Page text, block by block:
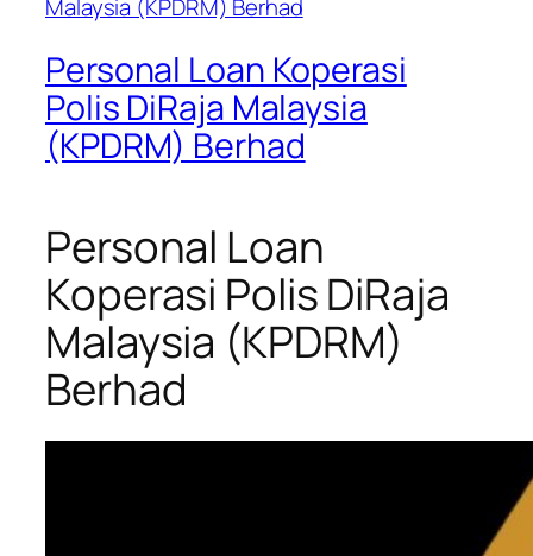
Personal Loan Koperasi
Polis DiRaja Malaysia
(KPDRM) Berhad
Personal Loan
Koperasi Polis DiRaja
Malaysia (KPDRM)
Berhad